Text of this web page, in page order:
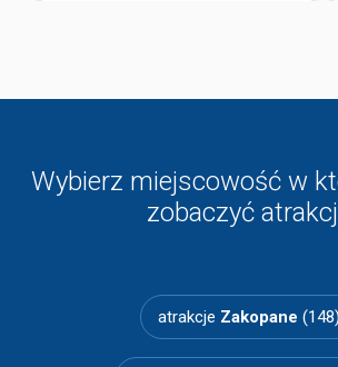
Wybierz miejscowość w
zobaczyć
atrakcje Zakopane (148)